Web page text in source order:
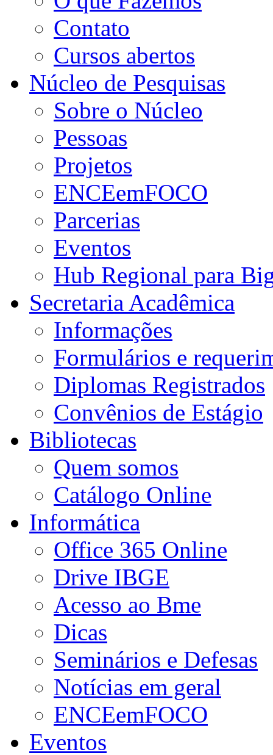
Contato
Cursos abertos
Núcleo de Pesquisas
Sobre o Núcleo
Pessoas
Projetos
ENCEemFOCO
Parcerias
Eventos
Hub Regional para
Secretaria Acadêmica
Informações
Formulários e
Diplomas Registrados
Convênios de Estágio
Bibliotecas
Quem somos
Catálogo Online
Informática
Office 365 Online
Drive IBGE
Acesso ao Bme
Dicas
Seminários e Defesas
Notícias em geral
ENCEemFOCO
Eventos